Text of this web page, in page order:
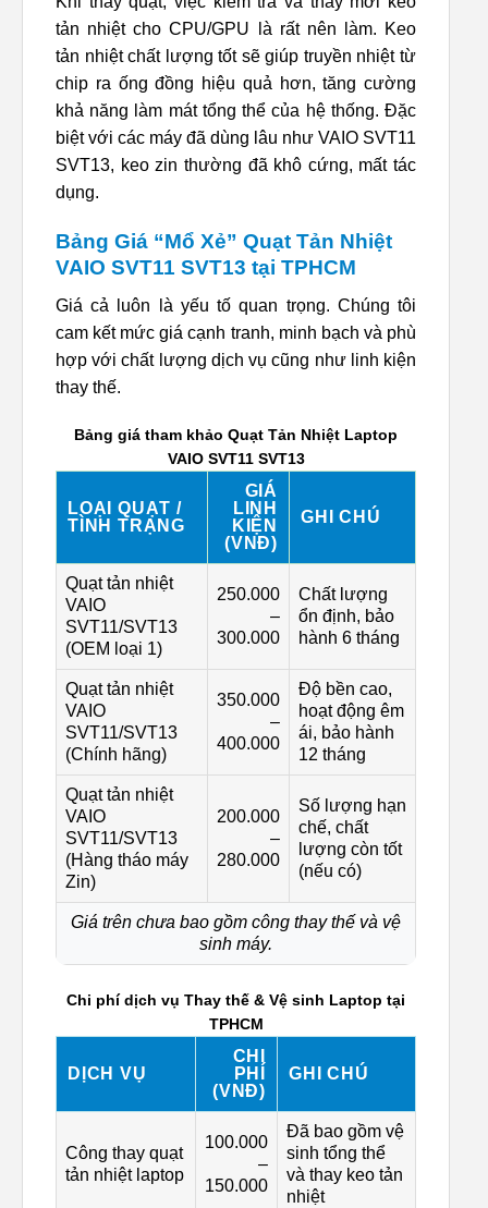
tản nhiệt cho CPU/GPU là rất nên làm. Keo
tản nhiệt chất lượng tốt sẽ giúp truyền nhiệt từ
chip ra ống đồng hiệu quả hơn, tăng cường
khả năng làm mát tổng thể của hệ thống. Đặc
biệt với các máy đã dùng lâu như VAIO SVT11
SVT13, keo zin thường đã khô cứng, mất tác
dụng.
Bảng Giá “Mổ Xẻ” Quạt Tản Nhiệt
VAIO SVT11 SVT13 tại TPHCM
Giá cả luôn là yếu tố quan trọng. Chúng tôi
cam kết mức giá cạnh tranh, minh bạch và phù
hợp với chất lượng dịch vụ cũng như linh kiện
thay thế.
Bảng giá tham khảo Quạt Tản Nhiệt Laptop
VAIO SVT11 SVT13
LOẠI QUẠT /
TÌNH TRẠNG
GIÁ
LINH
KIỆN
(VNĐ)
GHI CHÚ
Quạt tản nhiệt
VAIO
SVT11/SVT13
(OEM loại 1)
250.000
–
300.000
Chất lượng
ổn định, bảo
hành 6 tháng
Quạt tản nhiệt
VAIO
SVT11/SVT13
(Chính hãng)
350.000
–
400.000
Độ bền cao,
hoạt động êm
ái, bảo hành
12 tháng
Quạt tản nhiệt
VAIO
SVT11/SVT13
(Hàng tháo máy
Zin)
200.000
–
280.000
Số lượng hạn
chế, chất
lượng còn tốt
(nếu có)
Giá trên chưa bao gồm công thay thế và vệ
sinh máy.
Chi phí dịch vụ Thay thế & Vệ sinh Laptop tại
TPHCM
DỊCH VỤ
CHI
PHÍ
(VNĐ)
GHI CHÚ
Công thay quạt
tản nhiệt laptop
100.000
–
150.000
Đã bao gồm vệ
sinh tổng thể
và thay keo tản
nhiệt